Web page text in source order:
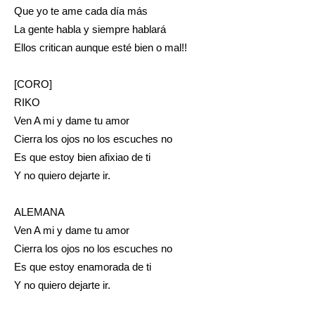
Que yo te ame cada día más
La gente habla y siempre hablará
Ellos critican aunque esté bien o mal!!
[CORO]
RIKO
Ven A mi y dame tu amor
Cierra los ojos no los escuches no
Es que estoy bien afixiao de ti
Y no quiero dejarte ir.
ALEMANA
Ven A mi y dame tu amor
Cierra los ojos no los escuches no
Es que estoy enamorada de ti
Y no quiero dejarte ir.